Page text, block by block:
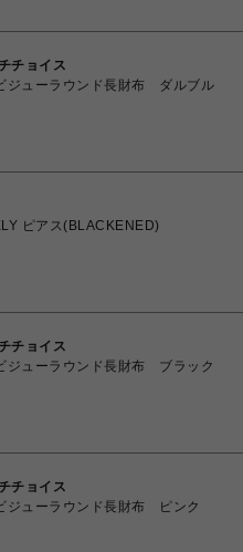
チョイス
ジューラウンド長財布 ダルブル
ピアス(BLACKENED)
チョイス
ジューラウンド長財布 ブラック
チョイス
ジューラウンド長財布 ピンク